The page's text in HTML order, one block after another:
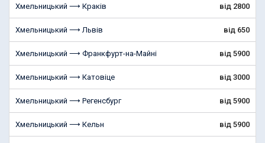
Хмельницький ⟶ Краків від 2800
Хмельницький ⟶ Львів від 650
Хмельницький ⟶ Франкфурт-на-Майні від 5900
Хмельницький ⟶ Катовіце від 3000
Хмельницький ⟶ Регенсбург від 5900
Хмельницький ⟶ Кельн від 5900